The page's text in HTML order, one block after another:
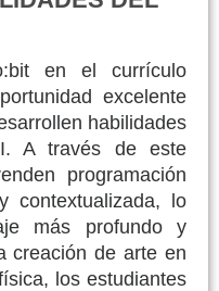
en el currículo
excelente
habilidades
A través de este
programación
contextualizada, lo
más profundo y
creación de arte en
los estudiantes